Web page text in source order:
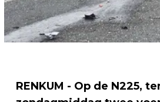
RENKUM - Op de N225,